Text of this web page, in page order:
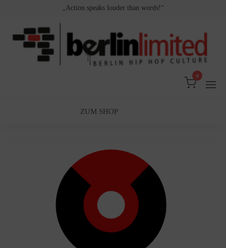
springen
„Action speaks louder than words!“
0
ZUM SHOP